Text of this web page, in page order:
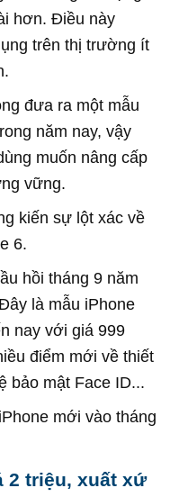
hơn. Điều này
trên thị trường ít
đưa ra một mẫu
năm nay, vậy
muốn nâng cấp
vững.
kiến sự lột xác về
6.
hồi tháng 9 năm
là mẫu iPhone
nay với giá 999
điểm mới về thiết
bảo mật Face ID...
mới vào tháng
2 triệu, xuất xứ